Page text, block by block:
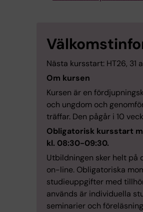
Nästa kursstart: HT26, 31
Om kursen
Kursen är en
och ungdom och
träffar. Den pågår i 10
Obligatorisk kursstart
kl. 08:30-09:30.
Utbildningen sker helt på
on-line. Obligatoriska
studieuppgifter med
används är individuella
seminarier och